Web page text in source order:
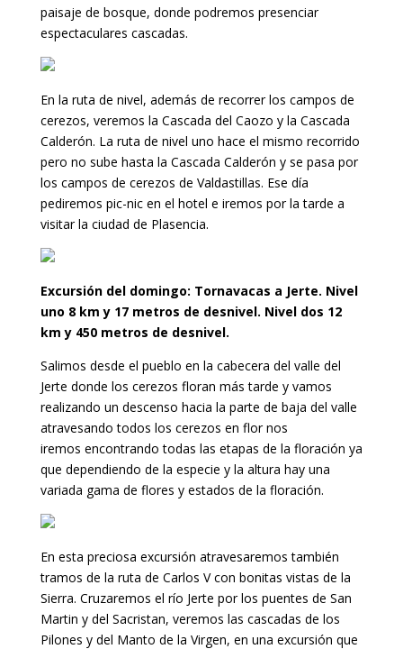
paisaje de bosque, donde podremos presenciar
espectaculares cascadas.
En la ruta de nivel, además de recorrer los campos de
cerezos, veremos la Cascada del Caozo y la Cascada
Calderón. La ruta de nivel uno hace el mismo recorrido
pero no sube hasta la Cascada Calderón y se pasa por
los campos de cerezos de Valdastillas. Ese día
pediremos pic-nic en el hotel e iremos por la tarde a
visitar la ciudad de Plasencia.
Excursión del domingo: Tornavacas a Jerte. Nivel
uno 8 km y 17 metros de desnivel. Nivel dos 12
km y 450 metros de desnivel.
Salimos desde el pueblo en la cabecera del valle del
Jerte donde los cerezos floran más tarde y vamos
realizando un descenso hacia la parte de baja del valle
atravesando todos los cerezos en flor nos
iremos encontrando todas las etapas de la floración ya
que dependiendo de la especie y la altura hay una
variada gama de flores y estados de la floración.
En esta preciosa excursión atravesaremos también
tramos de la ruta de Carlos V con bonitas vistas de la
Sierra. Cruzaremos el río Jerte por los puentes de San
Martin y del Sacristan, veremos las cascadas de los
Pilones y del Manto de la Virgen, en una excursión que